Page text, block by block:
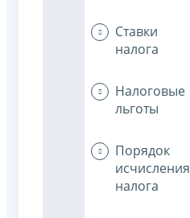
Ставки
налога
Налоговые
льготы
Порядок
исчисления
налога